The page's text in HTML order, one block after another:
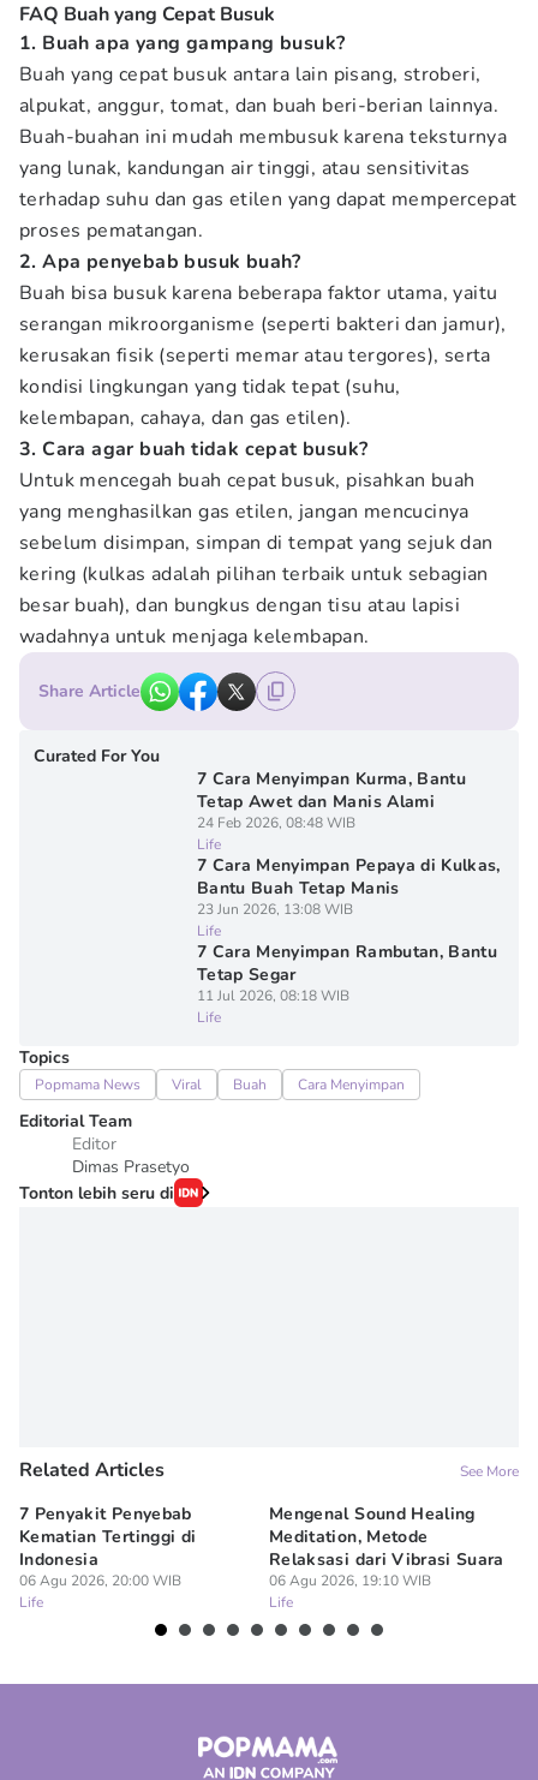
FAQ Buah yang Cepat Busuk
1. Buah apa yang gampang busuk?
Buah yang cepat busuk antara lain pisang, stroberi,
alpukat, anggur, tomat, dan buah beri-berian lainnya.
Buah-buahan ini mudah membusuk karena teksturnya
yang lunak, kandungan air tinggi, atau sensitivitas
terhadap suhu dan gas etilen yang dapat mempercepat
proses pematangan.
2. Apa penyebab busuk buah?
Buah bisa busuk karena beberapa faktor utama, yaitu
serangan mikroorganisme (seperti bakteri dan jamur),
kerusakan fisik (seperti memar atau tergores), serta
kondisi lingkungan yang tidak tepat (suhu,
kelembapan, cahaya, dan gas etilen).
3. Cara agar buah tidak cepat busuk?
Untuk mencegah buah cepat busuk, pisahkan buah
yang menghasilkan gas etilen, jangan mencucinya
sebelum disimpan, simpan di tempat yang sejuk dan
kering (kulkas adalah pilihan terbaik untuk sebagian
besar buah), dan bungkus dengan tisu atau lapisi
wadahnya untuk menjaga kelembapan.
Share Article
Curated For You
7 Cara Menyimpan Kurma, Bantu
Tetap Awet dan Manis Alami
24 Feb 2026, 08:48 WIB
Life
7 Cara Menyimpan Pepaya di Kulkas,
Bantu Buah Tetap Manis
23 Jun 2026, 13:08 WIB
Life
7 Cara Menyimpan Rambutan, Bantu
Tetap Segar
11 Jul 2026, 08:18 WIB
Life
Topics
Popmama News Viral Buah Cara Menyimpan
Editorial Team
Editor
Dimas Prasetyo
Tonton lebih seru di
Related Articles See More
7 Penyakit Penyebab
Kematian Tertinggi di
Indonesia
06 Agu 2026, 20:00 WIB
Life
Mengenal Sound Healing
Meditation, Metode
Relaksasi dari Vibrasi Suara
06 Agu 2026, 19:10 WIB
Life